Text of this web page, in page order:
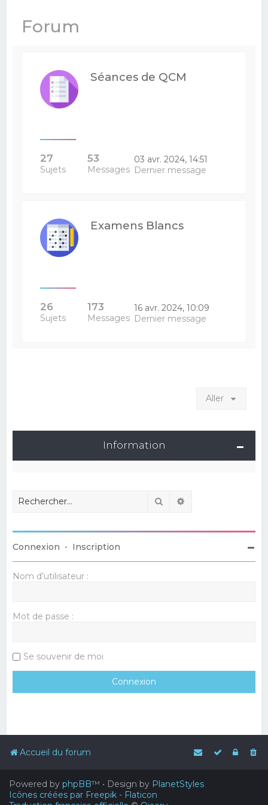
Forum
Séances de QCM
27
Sujets
53
Messages
03 avr. 2024, 14:51
Dernier message
Examens Blancs
26
Sujets
173
Messages
16 avr. 2024, 10:09
Dernier message
Aller
Information
Rechercher
Connexion • Inscription
Nom d’utilisateur :
Mot de passe :
Se souvenir de moi
Accueil du forum
Powered by phpBB™ • Design by PlanetStyles
Icônes créées par Freepik - Flaticon